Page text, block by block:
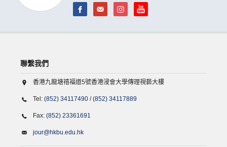
聯繫我們
香港九龍塘禧福道5號香港浸會大學傳理視藝大樓
Tel: (852) 34117490 /(852) 34117889
Fax: (852) 23361691
jour@hkbu.edu.hk